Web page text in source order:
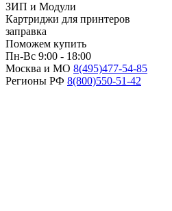
ЗИП и Модули
Картриджи для принтеров
заправка
Поможем купить
Пн-Вс 9:00 - 18:00
Москва и МО 8(495)477-54-85
Регионы РФ 8(800)550-51-42